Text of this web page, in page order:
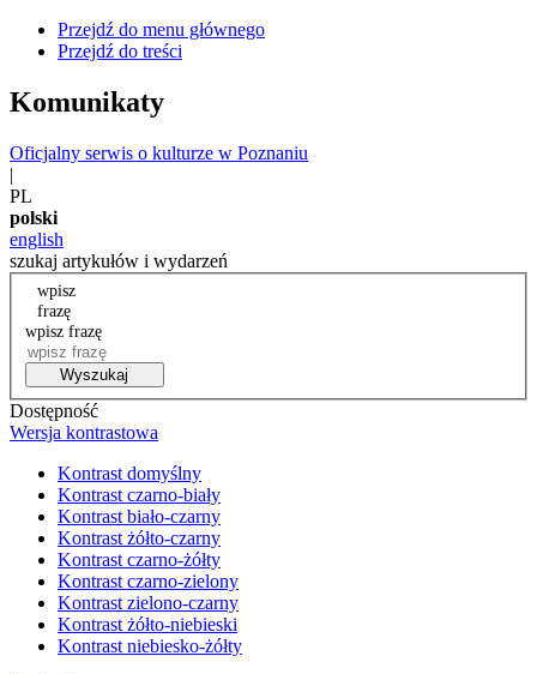
Przejdź do menu głównego
Przejdź do treści
Komunikaty
Oficjalny serwis o kulturze w Poznaniu
|
PL
polski
english
szukaj artykułów i wydarzeń
wpisz
frazę
wpisz frazę
Wyszukaj
Dostępność
Wersja kontrastowa
Kontrast domyślny
Kontrast czarno-biały
Kontrast biało-czarny
Kontrast żółto-czarny
Kontrast czarno-żółty
Kontrast czarno-zielony
Kontrast zielono-czarny
Kontrast żółto-niebieski
Kontrast niebiesko-żółty